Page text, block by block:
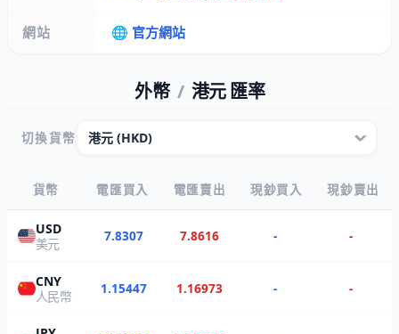
網站 🌐 官方網站
外幣 / 港元 匯率
切換貨幣
貨幣 電匯買入 電匯賣出 現鈔買入 現鈔賣出
USD
美元
7.8307 7.8616 - -
CNY
人民幣
1.15447 1.16973 - -